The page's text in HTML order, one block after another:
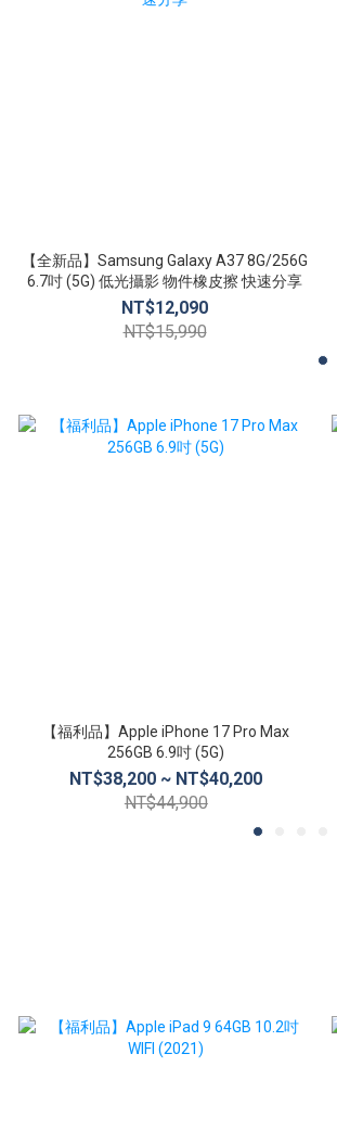
【全新品】Samsung Galaxy A37 8G/256G
6.7吋 (5G) 低光攝影 物件橡皮擦 快速分享
NT$12,090
NT$15,990
【福利品】Apple iPhone 17 Pro Max
256GB 6.9吋 (5G)
NT$38,200 ~ NT$40,200
NT$44,900